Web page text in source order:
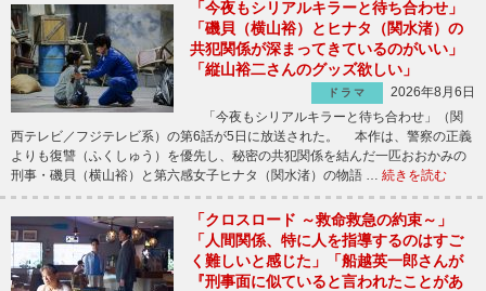
「今夜もシリアルキラーと待ち合わせ」
「磯貝（横山裕）とヒナタ（関水渚）の
共犯関係が深まってきているのがいい」
「縦山裕二さんのグッズ欲しい」
ドラマ
2026年8月6日
「今夜もシリアルキラーと待ち合わせ」（関
西テレビ／フジテレビ系）の第6話が5日に放送された。 本作は、警察の正義
よりも復讐（ふくしゅう）を優先し、秘密の共犯関係を結んだ一匹おおかみの
刑事・磯貝（横山裕）と第六感女子ヒナタ（関水渚）の物語 … 続きを読む
「クロスロード ～救命救急の約束～」
「人間関係、特に人を指導するのはすご
く難しいと感じた」「船越英一郎さんが
『刑事面に似ていると言われたことがあ